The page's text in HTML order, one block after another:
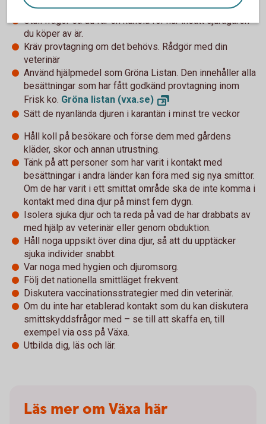
Växas hälsodeklaration(vxa.se).
Ställ frågor så du får en känsla för hur insatt djurägaren
du köper av är.
Kräv provtagning om det behövs. Rådgör med din
veterinär
Använd hjälpmedel som Gröna Listan. Den innehåller alla
besättningar som har fått godkänd provtagning inom
Frisk ko. Gröna listan (vxa.se)
Sätt de nyanlända djuren i karantän i minst tre veckor
Håll koll på besökare och förse dem med gårdens
kläder, skor och annan utrustning.
Tänk på att personer som har varit i kontakt med
besättningar i andra länder kan föra med sig nya smittor.
Om de har varit i ett smittat område ska de inte komma i
kontakt med dina djur på minst fem dygn.
Isolera sjuka djur och ta reda på vad de har drabbats av
med hjälp av veterinär eller genom obduktion.
Håll noga uppsikt över dina djur, så att du upptäcker
sjuka individer snabbt.
Var noga med hygien och djuromsorg.
Följ det nationella smittläget frekvent.
Diskutera vaccinationsstrategier med din veterinär.
Om du inte har etablerad kontakt som du kan diskutera
smittskyddsfrågor med – se till att skaffa en, till
exempel via oss på Växa.
Utbilda dig, läs och lär.
Läs mer om Växa här